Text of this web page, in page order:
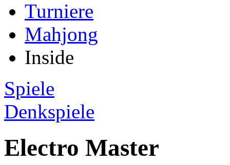
Turniere
Mahjong
Inside
Spiele
Denkspiele
Electro Master